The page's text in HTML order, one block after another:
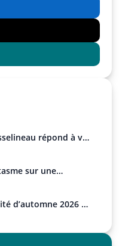
répond à vos
sur une
d’automne 2026 de